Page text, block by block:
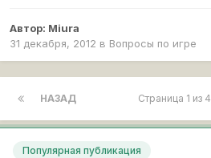
Автор: Miura
31 декабря, 2012 в Вопросы по игре
НАЗАД Страница 1 из 4
Популярная публикация